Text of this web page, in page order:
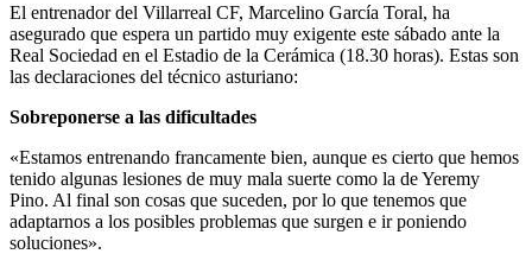
El entrenador del Villarreal CF, Marcelino García Toral, ha
asegurado que espera un partido muy exigente este sábado ante la
Real Sociedad en el Estadio de la Cerámica (18.30 horas). Estas son
las declaraciones del técnico asturiano:
Sobreponerse a las dificultades
«Estamos entrenando francamente bien, aunque es cierto que hemos
tenido algunas lesiones de muy mala suerte como la de Yeremy
Pino. Al final son cosas que suceden, por lo que tenemos que
adaptarnos a los posibles problemas que surgen e ir poniendo
soluciones».